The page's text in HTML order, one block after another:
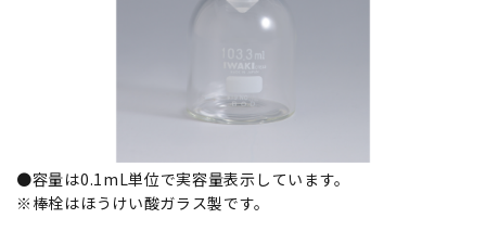
●容量は0.1mL単位で実容量表示しています。
※棒栓はほうけい酸ガラス製です。